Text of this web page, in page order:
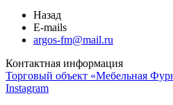
Назад
E-mails
argos-fm@mail.ru
Контактная информация
Торговый объект «Мебельная
Instagram